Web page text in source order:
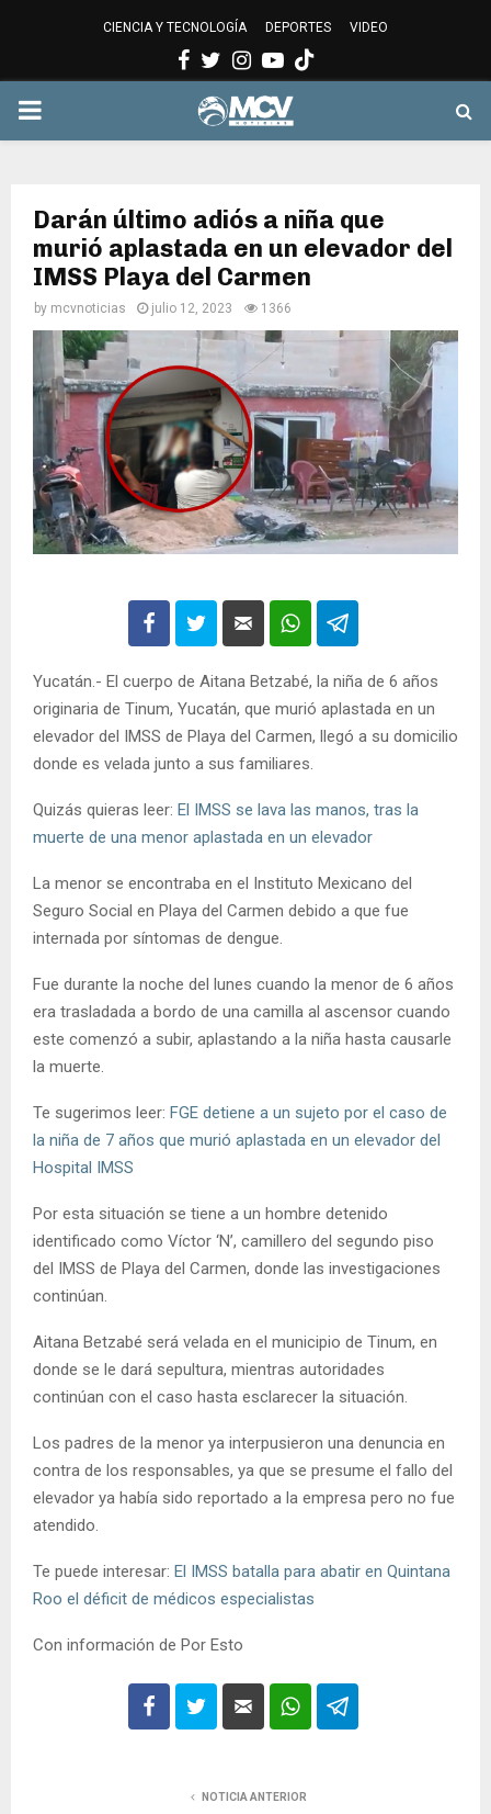
CIENCIA Y TECNOLOGÍA DEPORTES VIDEO
Facebook
Twitter
Instagram
Youtube
PRIMARY
Darán último adiós a niña que
murió aplastada en un elevador del
IMSS Playa del Carmen
by mcvnoticias julio 12, 2023 1366
Yucatán.- El cuerpo de Aitana Betzabé, la niña de 6 años
originaria de Tinum, Yucatán, que murió aplastada en un
elevador del IMSS de Playa del Carmen, llegó a su domicilio
donde es velada junto a sus familiares.
Quizás quieras leer: El IMSS se lava las manos, tras la
muerte de una menor aplastada en un elevador
La menor se encontraba en el Instituto Mexicano del
Seguro Social en Playa del Carmen debido a que fue
internada por síntomas de dengue.
Fue durante la noche del lunes cuando la menor de 6 años
era trasladada a bordo de una camilla al ascensor cuando
este comenzó a subir, aplastando a la niña hasta causarle
la muerte.
Te sugerimos leer: FGE detiene a un sujeto por el caso de
la niña de 7 años que murió aplastada en un elevador del
Hospital IMSS
Por esta situación se tiene a un hombre detenido
identificado como Víctor ‘N’, camillero del segundo piso
del IMSS de Playa del Carmen, donde las investigaciones
continúan.
Aitana Betzabé será velada en el municipio de Tinum, en
donde se le dará sepultura, mientras autoridades
continúan con el caso hasta esclarecer la situación.
Los padres de la menor ya interpusieron una denuncia en
contra de los responsables, ya que se presume el fallo del
elevador ya había sido reportado a la empresa pero no fue
atendido.
Te puede interesar: El IMSS batalla para abatir en Quintana
Roo el déficit de médicos especialistas
Con información de Por Esto
NOTICIA ANTERIOR